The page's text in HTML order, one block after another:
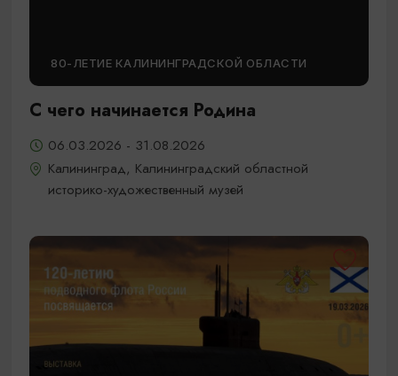
80-ЛЕТИЕ КАЛИНИНГРАДСКОЙ ОБЛАСТИ
С чего начинается Родина
06.03.2026 - 31.08.2026
Калининград, Калининградский областной
историко-художественный музей